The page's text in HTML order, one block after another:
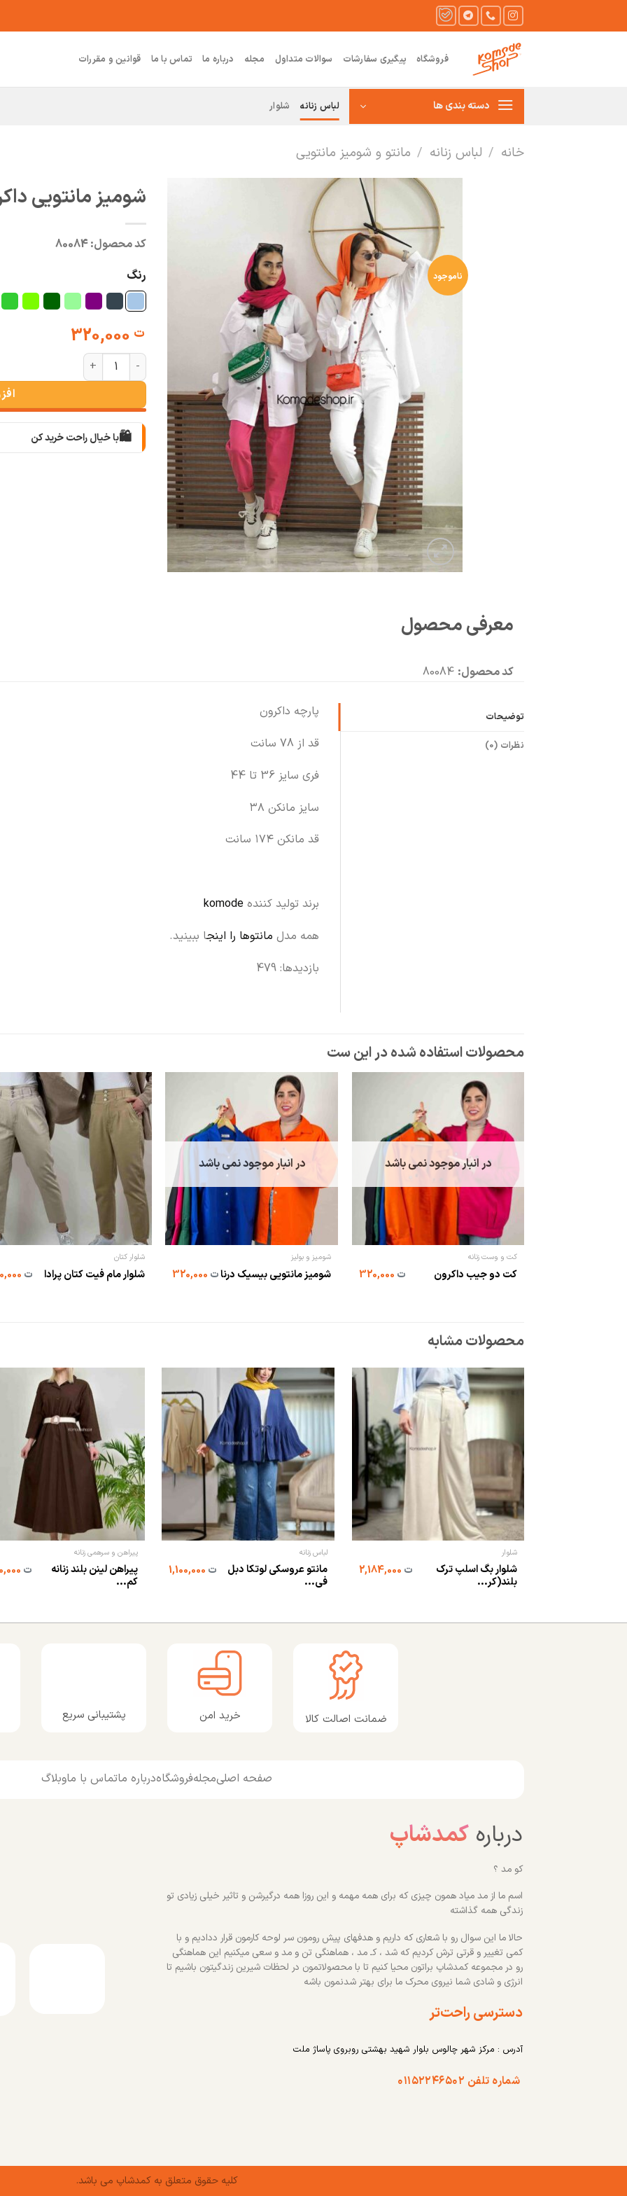
فروشگاه پیگیری سفارشات سوالات متداول مجله درباره ما تماس با ما قوانین و مقررات
دسته بندی ها لباس زنانه شلوار
خانه / لباس زنانه / مانتو و شومیز مانتویی
ناموجود
شومیز مانتویی
کد محصول:80084
رنگ
ت
شومیز مانتویی داکرون زنیت عدد
🛍️با خیال راحت خرید کن
معرفی محصول
کد محصول: 80084
توضیحات
نظرات (0)
پارچه داکرون
قد از 78 سانت
فری سایز 36 تا 44
سایز مانکن ۳۸
قد مانکن ۱۷۴ سانت
برند تولید کنندهkomode
همه مدل مانتوها را اینجا ببینید.
بازدیدها: 479
در انبار موجود نمی باشد
کت و وست زنانه
کت دو جیب داکرون ت
در انبار موجود نمی باشد
شومیز و بولیز
شومیز مانتویی بیسیک درنات
شلوار کتان
شلوار مام فیت کتان پرادا ت
محصولات مشابه
شلوار
شلوار بگ اسلپ ترک
بلند(کر...
ت
لباس زنانه
مانتو عروسکی لوتکا دبل
فی...
ت
پیراهن و سرهمی زنانه
پیراهن لینن بلند زنانه
کم...
ت
ضمانت اصالت کالا خرید امن پشتیبانی سریع
صفحه اصلیمجلهفروشگاهدرباره ماتماس با ماوبلاگ
دربارهکمدشاپ
کو مد ؟
اسم ما از مد میاد همون چیزی که برای همه مهمه و این روزا همه درگیرشن و تاثیر خیلی زیادی تو
زندگی همه گذاشته
حالا ما این سوال رو با شعاری که داریم و هدفهای پیش رومون سر لوحه کارمون قرار ددادیم و با
کمی تغییر و قرتی ترش کردیم که شد ، کـ مد ، هماهنگی تن و مد و سعی میکنیم این هماهنگی
رو در مجموعه کمدشاپ براتون محیا کنیم تا با محصولاتمون در لحظات شیرین زندگیتون باشیم تا
انرژی و شادی شما نیروی محرک ما برای بهتر شدنمون باشه
دسترسی راحت‌تر
آدرس : مرکز شهر چالوس بلوار شهید بهشتی روبروی پاساژ ملت
شماره تلفن ۰۱۱۵۲۲۴۶۵۰۲
کلیه حقوق متعلق به کمدشاپ می باشد.